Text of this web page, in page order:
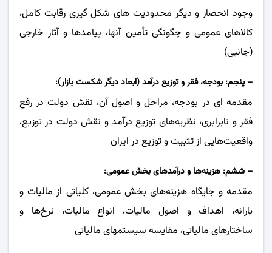
وجود انحصار و دیگر محدودیت های شکل گیری رقابت کامل،
کالاهای عمومی و چگونگی تأمین آنها، پیامد‌ها و آثار خارجی
(جانبی)
– پنجم: بودجه، فقر و توزیع درآمد (ابعاد دیگر شکست بازار):
مقدمه ای در بودجه، مراحل و اصول آن، نقش دولت در رفع
فقر و نابرابری، نظریه‌های توزیع درآمد و نقش دولت در توزیع،
واقعیت‌هایی از تثبیت و توزیع در ایران
– ششم: هزینه‌ها و درآمدهای بخش عمومی:
مقدمه و جایگاه هزینه‌های بخش عمومی، کلیاتی از مالیات و
یارانه، اهداف و اصول مالیات، انواع مالیات، نرخ‌ها و
ساختارهای مالیاتی، مقایسه سیستمهای مالیاتی